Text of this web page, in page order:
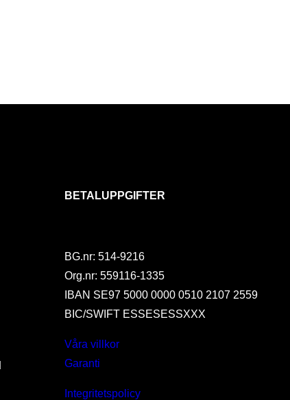
BETALUPPGIFTER
BG.nr: 514-9216
Org.nr: 559116-1335
IBAN SE97 5000 0000 0510 2107 2559
BIC/SWIFT ESSESESSXXX
Våra villkor
Garanti
Integritetspolicy